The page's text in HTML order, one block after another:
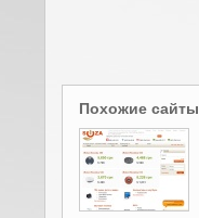
Похожие сайты